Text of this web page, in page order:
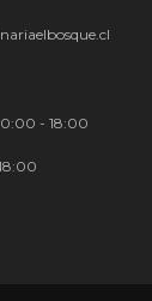
- 18:00